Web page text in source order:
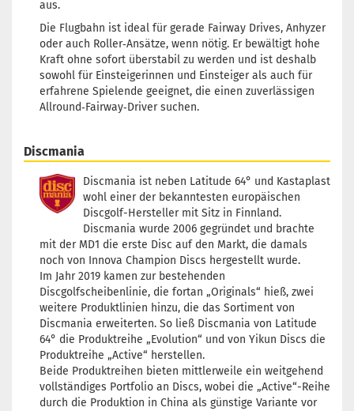
aus.
Die Flugbahn ist ideal für gerade Fairway Drives, Anhyzer
oder auch Roller‑Ansätze, wenn nötig. Er bewältigt hohe
Kraft ohne sofort überstabil zu werden und ist deshalb
sowohl für Einsteigerinnen und Einsteiger als auch für
erfahrene Spielende geeignet, die einen zuverlässigen
Allround‑Fairway‑Driver suchen.
Discmania
Discmania ist neben Latitude 64° und Kastaplast
wohl einer der bekanntesten europäischen
Discgolf-Hersteller mit Sitz in Finnland.
Discmania wurde 2006 gegründet und brachte
mit der MD1 die erste Disc auf den Markt, die damals
noch von Innova Champion Discs hergestellt wurde.
Im Jahr 2019 kamen zur bestehenden
Discgolfscheibenlinie, die fortan „Originals“ hieß, zwei
weitere Produktlinien hinzu, die das Sortiment von
Discmania erweiterten. So ließ Discmania von Latitude
64° die Produktreihe „Evolution“ und von Yikun Discs die
Produktreihe „Active“ herstellen.
Beide Produktreihen bieten mittlerweile ein weitgehend
vollständiges Portfolio an Discs, wobei die „Active“-Reihe
durch die Produktion in China als günstige Variante vor